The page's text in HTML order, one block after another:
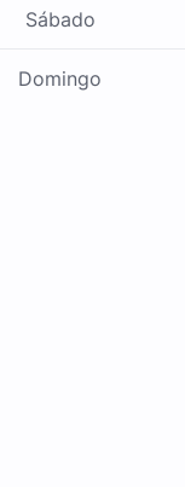
Sábado
Domingo